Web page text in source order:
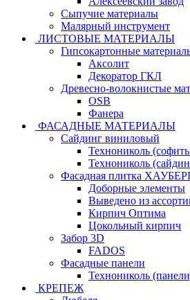
Сыпучие материалы
Малярный инструмент
ЛИСТОВЫЕ МАТЕРИАЛЫ
Гипсокартонные
Аксолит
Декоратор ГКЛ
Древесно-волокнистые
OSB
Фанера
ФАСАДНЫЕ МАТЕРИАЛЫ
Сайдинг виниловый
Технониколь
Технониколь
Фасадная плитка
Доборные элементы
Выведено из
Кирпич Оптима
Цокольный кирпич
Забор 3D
FADOS
Фасадные панели
Технониколь
КРЕПЕЖ